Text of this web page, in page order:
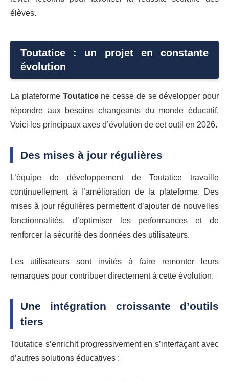
élèves.
Toutatice : un projet en constante
évolution
La plateforme Toutaticene cesse de se développer pour
répondre aux besoins changeants du monde éducatif.
Voici les principaux axes d’évolution de cet outil en 2026.
Des mises à jour régulières
L’équipe de développement de Toutatice travaille
continuellement à l’amélioration de la plateforme. Des
mises à jour régulières permettent d’ajouter de nouvelles
fonctionnalités, d’optimiser les performances et de
renforcer la sécurité des données des utilisateurs.
Les utilisateurs sont invités à faire remonter leurs
remarques pour contribuer directement à cette évolution.
Une intégration croissante d’outils
tiers
Toutatice s’enrichit progressivement en s’interfaçant avec
d’autres solutions éducatives :